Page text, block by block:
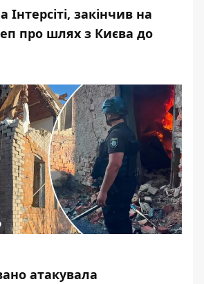
Інтерсіті, закінчив на
про шлях з Києва до
атакувала